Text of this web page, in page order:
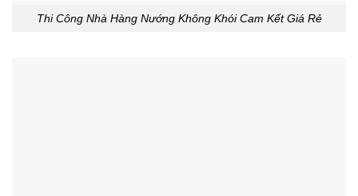
Thi Công Nhà Hàng Nướng Không Khói Cam Kết Giá Rẻ